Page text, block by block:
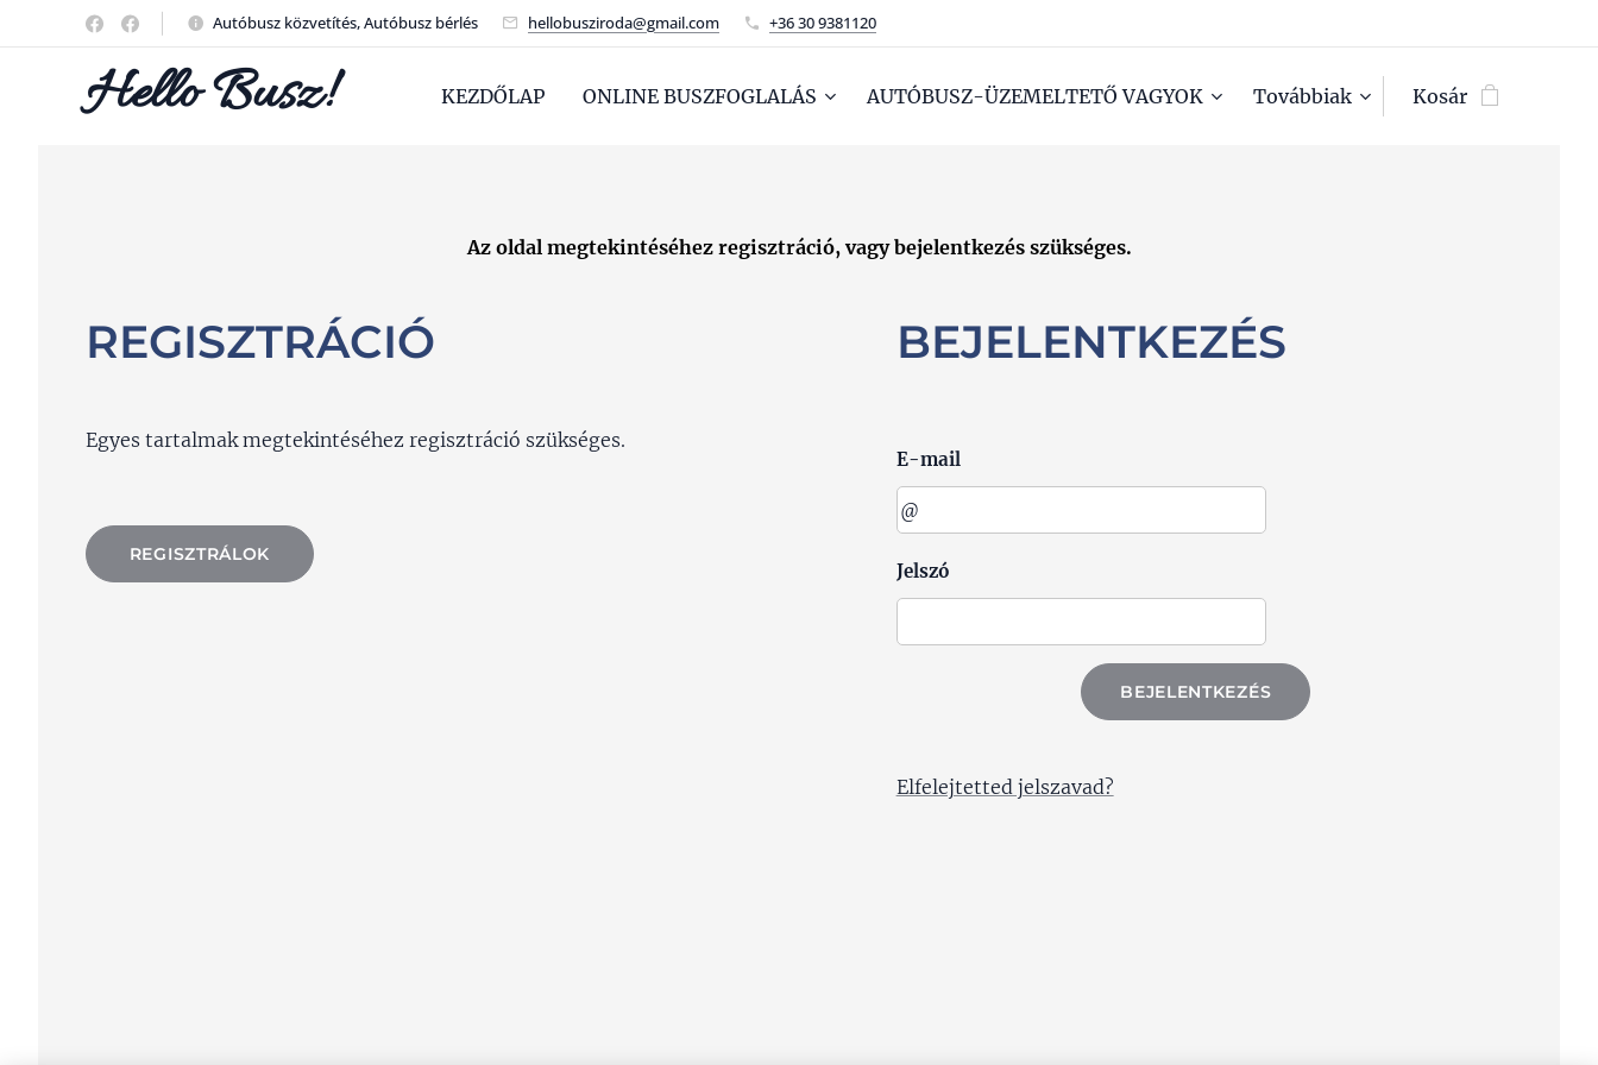
Autóbusz közvetítés, Autóbusz bérlés hellobusziroda@gmail.com +36 30 9381120
Hello Busz! KEZDŐLAP ONLINE BUSZFOGLALÁS AUTÓBUSZ-ÜZEMELTETŐ VAGYOK Továbbiak Kosár
Az oldal megtekintéséhez regisztráció, vagy bejelentkezés szükséges.
REGISZTRÁCIÓ
Egyes tartalmak megtekintéséhez regisztráció szükséges.
REGISZTRÁLOK
BEJELENTKEZÉS
E-mail
Jelszó
BEJELENTKEZÉS
Elfelejtetted jelszavad?